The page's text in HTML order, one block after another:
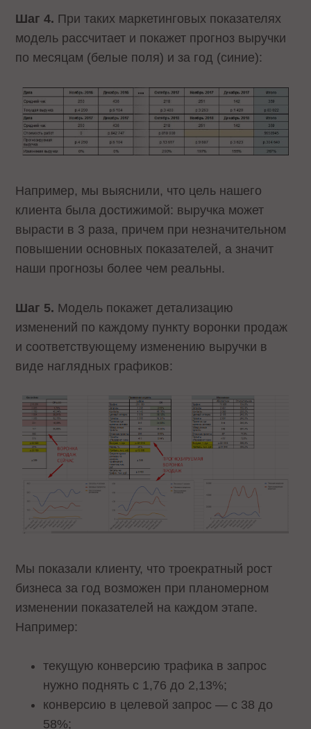
Шаг 4. При таких маркетинговых показателях
модель рассчитает и покажет прогноз выручки
по месяцам (белые поля) и за год (синие):
Например, мы выяснили, что цель нашего
клиента была достижимой: выручка может
вырасти в 3 раза, причем при незначительном
повышении основных показателей, а значит
наши прогнозы более чем реальны.
Шаг 5. Модель покажет детализацию
изменений по каждому пункту воронки продаж
и соответствующему изменению выручки в
виде наглядных графиков:
Мы показали клиенту, что троекратный рост
бизнеса за год возможен при планомерном
изменении показателей на каждом этапе.
Например:
текущую конверсию трафика в запрос
нужно поднять с 1,76 до 2,13%;
конверсию в целевой запрос — с 38 до
58%;